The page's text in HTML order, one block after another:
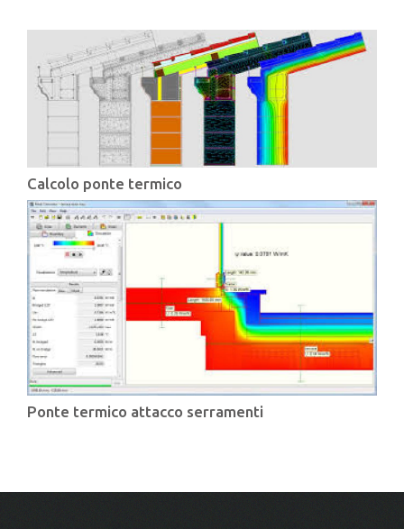
Calcolo ponte termico
Ponte termico attacco serramenti